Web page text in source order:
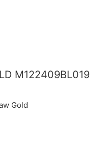
M122409BL019
Gold